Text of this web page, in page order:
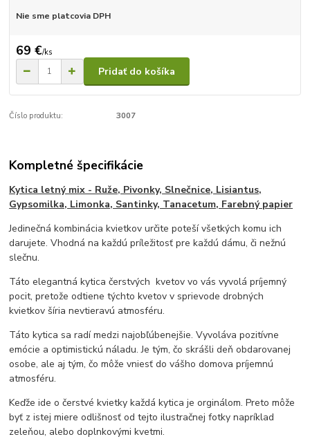
Nie sme platcovia DPH
69 €/ks
Pridať do košíka
Číslo produktu: 3007
Kompletné špecifikácie
Kytica letný mix - Ruže, Pivonky, Slnečnice, Lisiantus,
Gypsomilka, Limonka, Santinky, Tanacetum, Farebný papier
Jedinečná kombinácia kvietkov určite poteší všetkých komu ich
darujete. Vhodná na každú príležitosť pre každú dámu, či nežnú
slečnu.
Táto elegantná kytica čerstvých kvetov vo vás vyvolá príjemný
pocit, pretože odtiene týchto kvetov v sprievode drobných
kvietkov šíria nevtieravú atmosféru.
Táto kytica sa radí medzi najobľúbenejšie. Vyvoláva pozitívne
emócie a optimistickú náladu. Je tým, čo skrášli deň obdarovanej
osobe, ale aj tým, čo môže vniesť do vášho domova príjemnú
atmosféru.
Keďže ide o čerstvé kvietky každá kytica je orginálom. Preto môže
byť z istej miere odlišnosť od tejto ilustračnej fotky napríklad
zeleňou, alebo doplnkovými kvetmi.